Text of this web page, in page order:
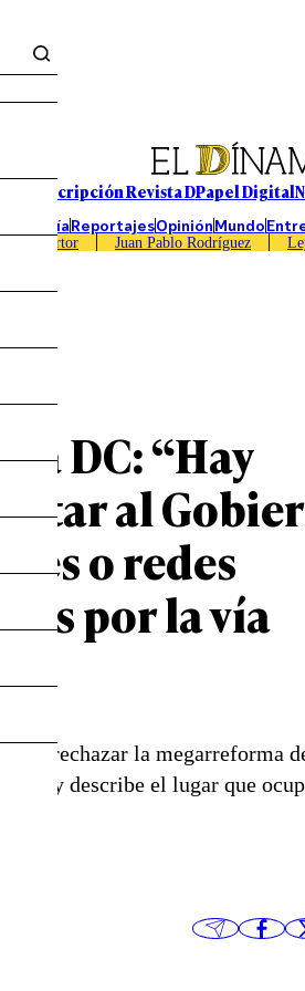
Suscripción Revista DPapel Digital
EconomíaReportajesOpiniónMundo
Caso Sartor Juan Pablo Rodríguez
DC: “Hay
al
o redes
por la vía
a rechazar la megarreforma
y describe el lugar que